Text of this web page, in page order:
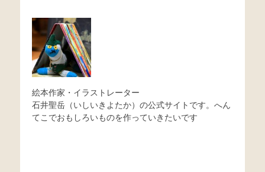
ゲ
ー
シ
ョ
ン
絵本作家・イラストレーター
石井聖岳（いしいきよたか）の公式サイトです。へん
てこでおもしろいものを作っていきたいです